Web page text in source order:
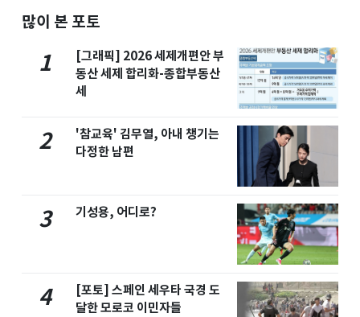
많이 본 포토
1
[그래픽] 2026 세제개편안 부
동산 세제 합리화-종합부동산
세
2
'참교육' 김무열, 아내 챙기는
다정한 남편
3 기성용, 어디로?
4
[포토] 스페인 세우타 국경 도
달한 모로코 이민자들